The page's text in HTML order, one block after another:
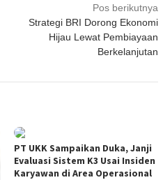
Pos berikutnya
Strategi BRI Dorong Ekonomi
Hijau Lewat Pembiayaan
Berkelanjutan
PT UKK Sampaikan Duka, Janji
Evaluasi Sistem K3 Usai Insiden
Karyawan di Area Operasional